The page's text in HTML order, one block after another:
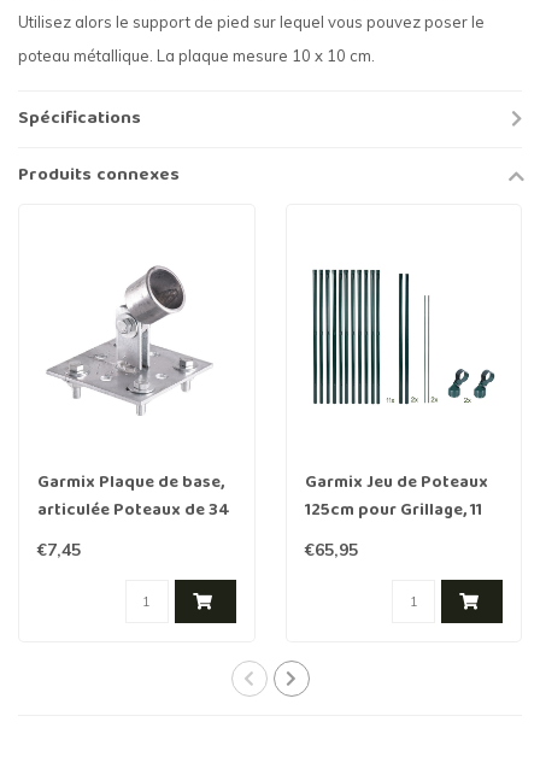
Utilisez alors le support de pied sur lequel vous pouvez poser le
poteau métallique. La plaque mesure 10 x 10 cm.
Spécifications
Produits connexes
Garmix Plaque de base,
articulée Poteaux de 34
mm
€7,45
Garmix Jeu de Poteaux
125cm pour Grillage, 11
pièces
€65,95